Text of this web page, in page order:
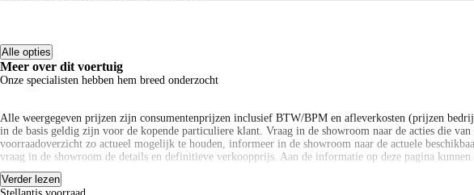
Alle opties
Meer over dit voertuig
Onze specialisten hebben hem breed onderzocht
Alle weergegeven prijzen zijn consumentenprijzen inclusief BTW/BPM en afleverkosten (prijzen
in de basis geldig zijn voor de kopende particuliere klant. Vraag in de showroom naar de acties die
voorraadoverzicht zo actueel mogelijk te houden, informeer in de showroom naar de actuele
vraag in de showroom de details en definitieve verkoopprijs. Aan de informatie op deze pagina kunnen
Alle weergegeven prijzen zijn consumentenprijzen inclusief BTW/BPM en afleverkosten (prijzen
Verder lezen